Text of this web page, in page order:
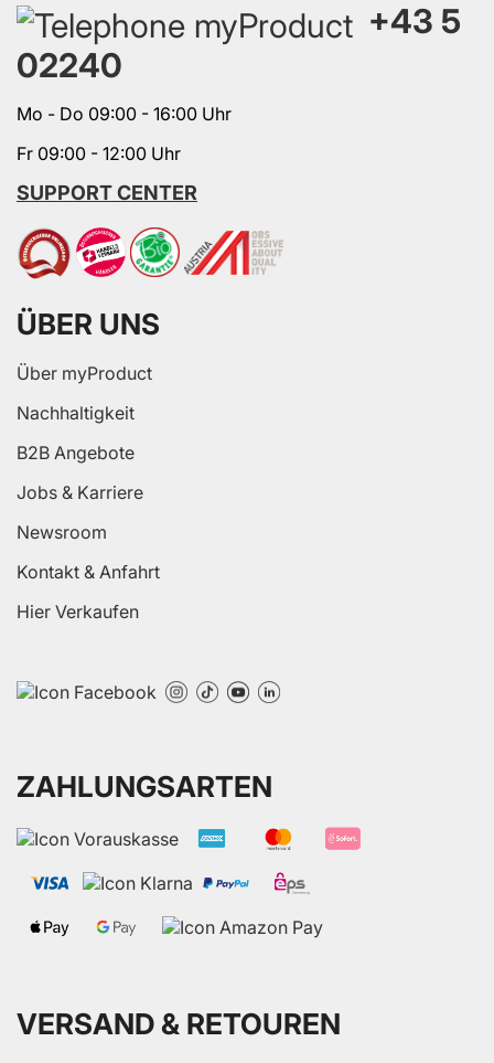
+43 5
02240
Mo - Do 09:00 - 16:00 Uhr
Fr 09:00 - 12:00 Uhr
SUPPORT CENTER
ÜBER UNS
Über myProduct
Nachhaltigkeit
B2B Angebote
Jobs & Karriere
Newsroom
Kontakt & Anfahrt
Hier Verkaufen
ZAHLUNGSARTEN
VERSAND & RETOUREN